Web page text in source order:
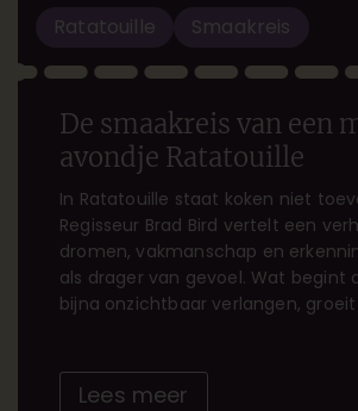
Ratatouille Smaakreis
De smaakreis van een
avondje Ratatouille
In Ratatouille staat koken niet
Regisseur Brad Bird vertelt een
dromen, vakmanschap en
als drager van gevoel. Wat begint
bijna onzichtbaar verlangen,
opgebouwd en vol karakter. Niet […]
Lees meer